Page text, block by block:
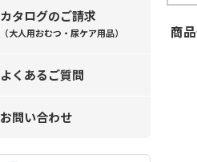
カタログのご請求
（大人用おむつ・尿ケア用品）
よくあるご質問
お問い合わせ
商